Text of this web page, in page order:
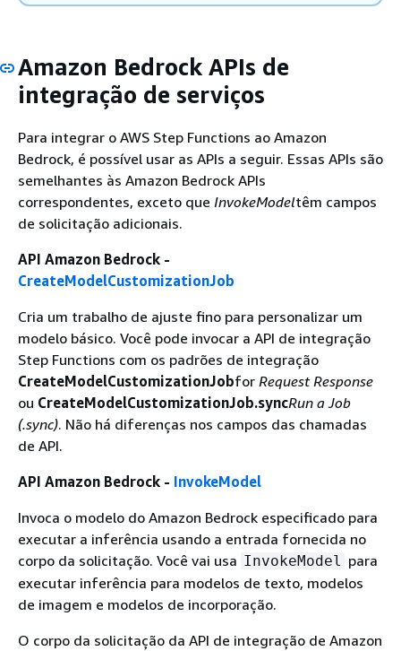
Amazon Bedrock APIs de
integração de serviços
Para integrar o AWS Step Functions ao Amazon
Bedrock, é possível usar as APIs a seguir. Essas APIs são
semelhantes às Amazon Bedrock APIs
correspondentes, exceto que InvokeModeltêm campos
de solicitação adicionais.
API Amazon Bedrock -
CreateModelCustomizationJob
Cria um trabalho de ajuste fino para personalizar um
modelo básico. Você pode invocar a API de integração
Step Functions com os padrões de integração
CreateModelCustomizationJobfor Request Response
ou CreateModelCustomizationJob.syncRun a Job
(.sync). Não há diferenças nos campos das chamadas
de API.
API Amazon Bedrock - InvokeModel
Invoca o modelo do Amazon Bedrock especificado para
executar a inferência usando a entrada fornecida no
corpo da solicitação. Você vai usa InvokeModel
para
executar inferência para modelos de texto, modelos
de imagem e modelos de incorporação.
O corpo da solicitação da API de integração de Amazon